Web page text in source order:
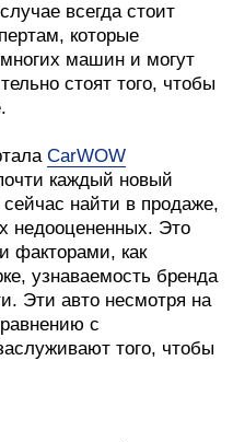
всегда стоит
которые
машин и могут
стоят того, чтобы
CarWOW
каждый новый
найти в продаже,
недооцененных. Это
факторами, как
узнаваемость бренда
Эти авто несмотря на
с
того, чтобы